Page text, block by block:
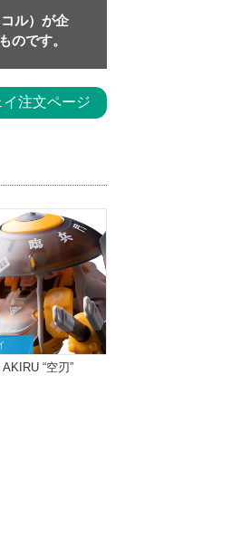
ル）が企
のです。
イ注文ページ
AKIRU “空刃”